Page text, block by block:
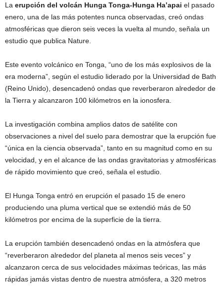
La erupción del volcán Hunga Tonga-Hunga Ha’apai el pasado
enero, una de las más potentes nunca observadas, creó ondas
atmosféricas que dieron seis veces la vuelta al mundo, señala un
estudio que publica Nature.
Este evento volcánico en Tonga, “uno de los más explosivos de la
era moderna”, según el estudio liderado por la Universidad de Bath
(Reino Unido), desencadenó ondas que reverberaron alrededor de
la Tierra y alcanzaron 100 kilómetros en la ionosfera.
La investigación combina amplios datos de satélite con
observaciones a nivel del suelo para demostrar que la erupción fue
“única en la ciencia observada”, tanto en su magnitud como en su
velocidad, y en el alcance de las ondas gravitatorias y atmosféricas
de rápido movimiento que creó, señala el estudio.
El Hunga Tonga entró en erupción el pasado 15 de enero
produciendo una pluma vertical que se extendió más de 50
kilómetros por encima de la superficie de la tierra.
La erupción también desencadenó ondas en la atmósfera que
“reverberaron alrededor del planeta al menos seis veces” y
alcanzaron cerca de sus velocidades máximas teóricas, las más
rápidas jamás vistas dentro de nuestra atmósfera, a 320 metros